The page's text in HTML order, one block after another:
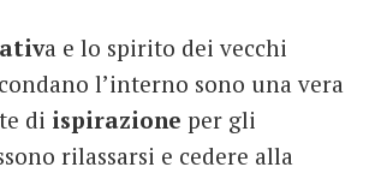
a e lo spirito dei vecchi
l’interno sono una vera
di ispirazione per gli
rilassarsi e cedere alla